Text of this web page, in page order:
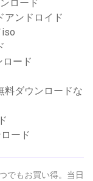
ロード
アンドロイド
iso
ロード
料ダウンロードな
ード
でもお買い得。当日